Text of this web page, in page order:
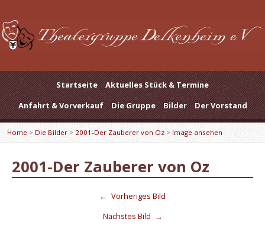
Startseite
Aktuelles Stück & Termine
Anfahrt & Vorverkauf
Die Gruppe Bilder Der Vorstand
Home > Die Bilder> 2001-Der Zauberer von Oz> Image ansehen
2001-Der Zauberer von Oz
← Vorheriges Bild
Nächstes Bild →